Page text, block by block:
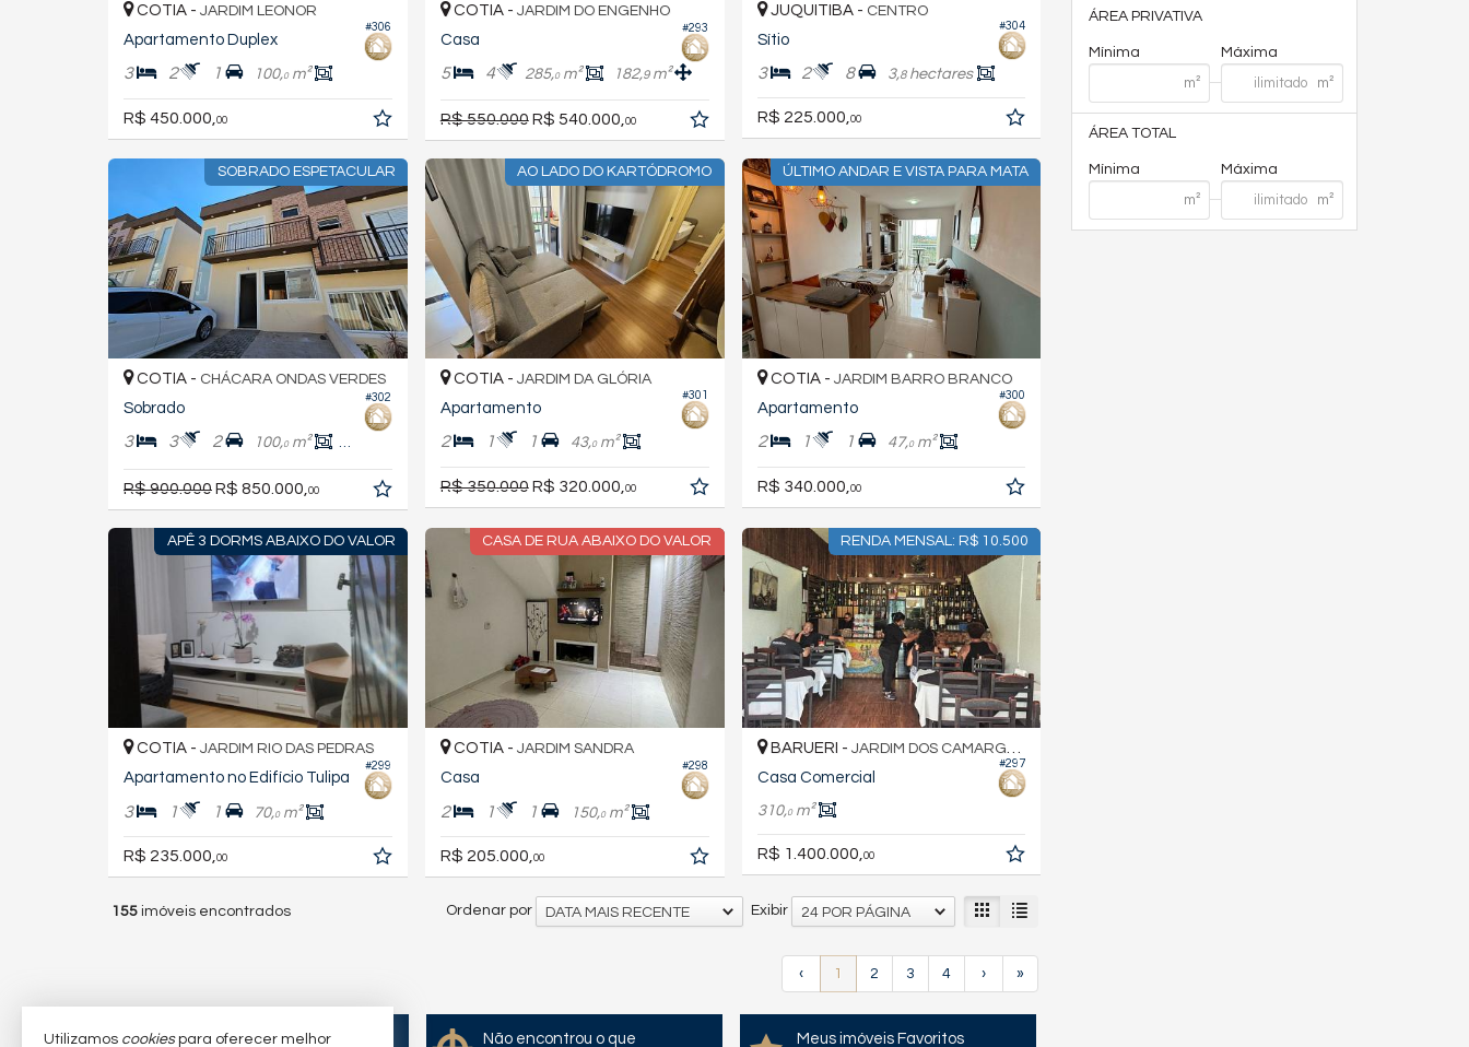
ÁREA PRIVATIVA
Mínima Máxima
ÁREA TOTAL
Mínima Máxima
#306
COTIA - JARDIM LEONOR
Apartamento Duplex
3 2 1 100,0m²
R$ 450.000, 00
#293
COTIA - JARDIM DO ENGENHO
Casa
5 4 285,0m² 182,9m²
R$ 550.000R$ 540.000, 00
#304
JUQUITIBA - CENTRO
Sítio
3 2 8 3,8hectares
R$ 225.000, 00
SOBRADO ESPETACULAR
#302
COTIA - CHÁCARA ONDAS VERDES
Sobrado
3 3 2 100,0m² 78,
R$ 900.000R$ 850.000,00
AO LADO DO KARTÓDROMO
#301
COTIA - JARDIM DA GLÓRIA
Apartamento
2 1 1 43,0m²
R$ 350.000R$ 320.000,00
ÚLTIMO ANDAR E VISTA PARA MATA
#300
COTIA - JARDIM BARRO BRANCO
Apartamento
2 1 1 47,0m²
R$ 340.000,00
APÊ 3 DORMS ABAIXO DO VALOR
#299
COTIA - JARDIM RIO DAS PEDRAS
Apartamento no Edifício Tulipa
3 1 1 70,0m²
R$ 235.000,00
CASA DE RUA ABAIXO DO VALOR
#298
COTIA - JARDIM SANDRA
Casa
2 1 1 150,0m²
R$ 205.000,00
RENDA MENSAL: R$ 10.500
#297
BARUERI - JARDIM DOS CAMARGOS
Casa Comercial
310,0m²
R$ 1.400.000,00
155 imóveis encontrados Exibir 24 POR PÁGINA
Ordenar por DATA MAIS RECENTE
‹ 1 2 3 4 › »
Quer vender seu imóvel? Não encontrou o que Meus imóveis Favoritos
Utilizamos cookiespara oferecer melhor